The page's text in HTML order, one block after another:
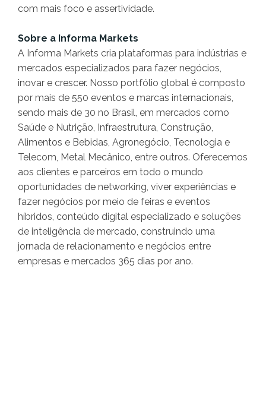
com mais foco e assertividade.
Sobre a Informa Markets
A Informa Markets cria plataformas para indústrias e
mercados especializados para fazer negócios,
inovar e crescer. Nosso portfólio global é composto
por mais de 550 eventos e marcas internacionais,
sendo mais de 30 no Brasil, em mercados como
Saúde e Nutrição, Infraestrutura, Construção,
Alimentos e Bebidas, Agronegócio, Tecnologia e
Telecom, Metal Mecânico, entre outros. Oferecemos
aos clientes e parceiros em todo o mundo
oportunidades de networking, viver experiências e
fazer negócios por meio de feiras e eventos
híbridos, conteúdo digital especializado e soluções
de inteligência de mercado, construindo uma
jornada de relacionamento e negócios entre
empresas e mercados 365 dias por ano.